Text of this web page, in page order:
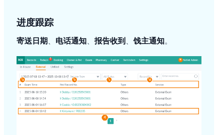
进度跟踪
寄送日期 电话通知 报告收到 、饯主通知。